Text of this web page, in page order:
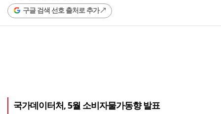
구글 검색 선호 출처로 추가
국가데이터처, 5월 소비자물가동향 발표